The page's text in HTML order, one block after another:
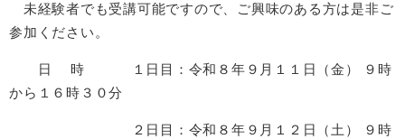
未経験者でも受講可能ですので、ご興味のある方は是非ご
参加ください。
日 時 １日目：令和８年９月１１日（金） ９時
から１６時３０分
２日目：令和８年９月１２日（土） ９時